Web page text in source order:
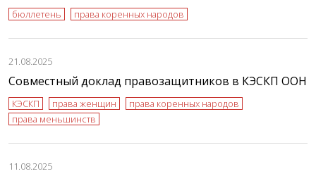
бюллетень права коренных народов
21.08.2025
Совместный доклад правозащитников в КЭСКП ООН
КЭСКП права женщин
права коренных народов
права меньшинств
11.08.2025